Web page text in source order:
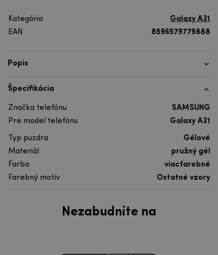
Kategória
Galaxy A31
EAN
8596579779888
Popis
Špecifikácia
Značka telefónu
SAMSUNG
Pre model telefónu
Galaxy A31
Typ puzdra
Gélové
Materiál
pružný gél
Farba
viacfarebné
Farebný motív
Ostatné vzory
Nezabudnite na